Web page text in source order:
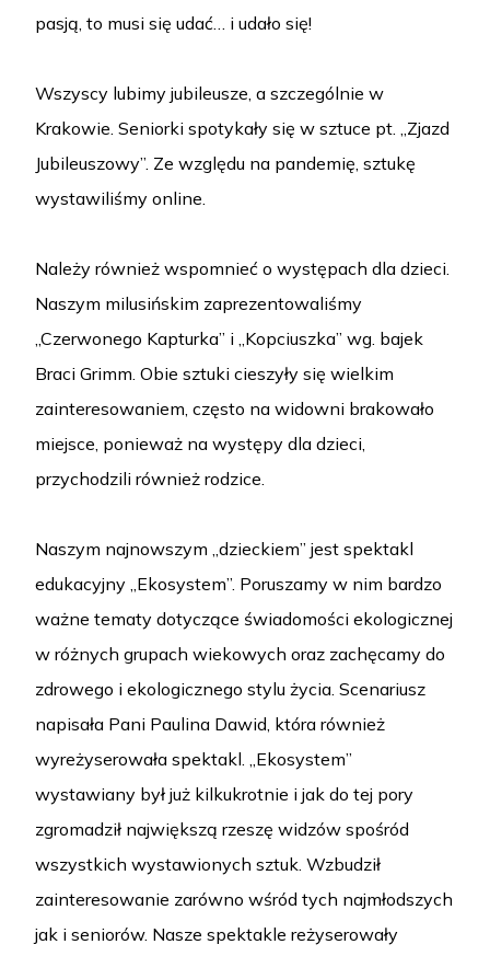
pasją, to musi się udać… i udało się!
Wszyscy lubimy jubileusze, a szczególnie w
Krakowie. Seniorki spotykały się w sztuce pt. „Zjazd
Jubileuszowy”. Ze względu na pandemię, sztukę
wystawiliśmy online.
Należy również wspomnieć o występach dla dzieci.
Naszym milusińskim zaprezentowaliśmy
„Czerwonego Kapturka” i „Kopciuszka” wg. bajek
Braci Grimm. Obie sztuki cieszyły się wielkim
zainteresowaniem, często na widowni brakowało
miejsce, ponieważ na występy dla dzieci,
przychodzili również rodzice.
Naszym najnowszym „dzieckiem” jest spektakl
edukacyjny „Ekosystem”. Poruszamy w nim bardzo
ważne tematy dotyczące świadomości ekologicznej
w różnych grupach wiekowych oraz zachęcamy do
zdrowego i ekologicznego stylu życia. Scenariusz
napisała Pani Paulina Dawid, która również
wyreżyserowała spektakl. „Ekosystem”
wystawiany był już kilkukrotnie i jak do tej pory
zgromadził największą rzeszę widzów spośród
wszystkich wystawionych sztuk. Wzbudził
zainteresowanie zarówno wśród tych najmłodszych
jak i seniorów. Nasze spektakle reżyserowały